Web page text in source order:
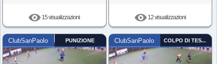
15 visualizzazioni 12 visualizzazioni
ClubSanPaolo PUNIZIONE ClubSanPaolo COLPO DI TESTA